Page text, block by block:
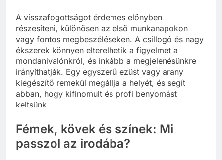
A visszafogottságot érdemes előnyben
részesíteni, különösen az első munkanapokon
vagy fontos megbeszéléseken. A csillogó és nagy
ékszerek könnyen elterelhetik a figyelmet a
mondanivalónkról, és inkább a megjelenésünkre
irányíthatják. Egy egyszerű ezüst vagy arany
kiegészítő remekül megállja a helyét, és segít
abban, hogy kifinomult és profi benyomást
keltsünk.
Fémek, kövek és színek: Mi
passzol az irodába?